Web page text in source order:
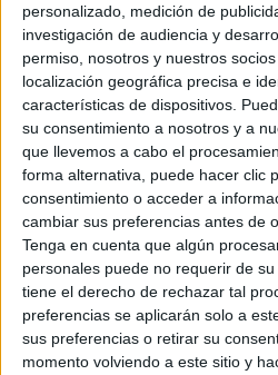
personalizado, medición de
investigación de audiencia y
permiso, nosotros y nuestros
localización geográfica precisa e
características de dispositivos.
su consentimiento a nosotros y a
que llevemos a cabo el
forma alternativa, puede hacer clic
consentimiento o acceder a
cambiar sus preferencias antes de
Tenga en cuenta que algún
personales puede no requerir de
tiene el derecho de rechazar tal
preferencias se aplicarán solo a
sus preferencias o retirar su
momento volviendo a este sitio y
Seleccionar por
Alicante(1)
Almería(3)
(2)
Barcelona
A Coruña(1)
Córdoba(2)
Cantabria(1)
Cádiz(1)
Granada(1)
Girona(3)
Huelva(2)
Lleida(1)
Madrid(6)
Málaga(2)